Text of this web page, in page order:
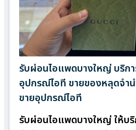
รับผ่อนไอแพดบางใหญ่ บริก
อุปกรณ์ไอที ขายของหลุดจำ
ขายอุปกรณ์ไอที
รับผ่อนไอแพดบางใหญ่ ให้บริ